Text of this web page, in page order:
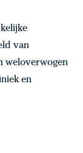
van
weloverwogen
en